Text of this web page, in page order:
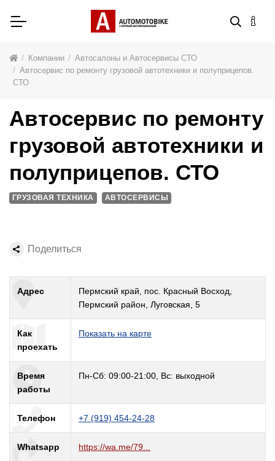
Компании
Автосалоны и Автосервисы СТО
Автосервис по ремонту грузовой автотехники и полуприцепов.
СТО
Адрес
Пермский край, пос. Красный Восход,
Пермский район, Луговская, 5
Как
проехать
Показать на карте
Время
работы
Пн-Сб: 09:00-21:00, Вс: выходной
Телефон +7 (919) 454-24-28
Whatsapp https://wa.me/79...
Автосервис по ремонту
грузовой автотехники и
полуприцепов. СТО
ГРУЗОВАЯ ТЕХНИКА АВТОСЕРВИСЫ
Поделиться